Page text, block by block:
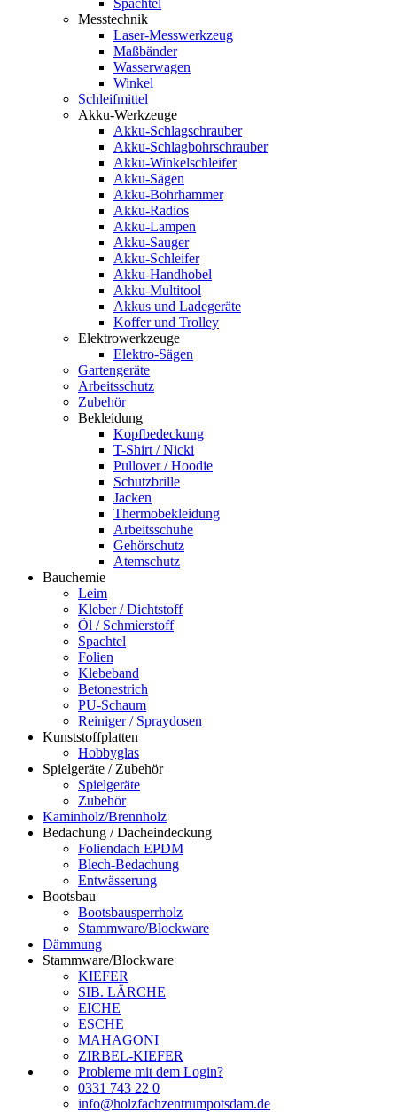
Spachtel
Messtechnik
Laser-Messwerkzeug
Maßbänder
Wasserwagen
Winkel
Schleifmittel
Akku-Werkzeuge
Akku-Schlagschrauber
Akku-Schlagbohrschrauber
Akku-Winkelschleifer
Akku-Sägen
Akku-Bohrhammer
Akku-Radios
Akku-Lampen
Akku-Sauger
Akku-Schleifer
Akku-Handhobel
Akku-Multitool
Akkus und Ladegeräte
Koffer und Trolley
Elektrowerkzeuge
Elektro-Sägen
Gartengeräte
Arbeitsschutz
Zubehör
Bekleidung
Kopfbedeckung
T-Shirt / Nicki
Pullover / Hoodie
Schutzbrille
Jacken
Thermobekleidung
Arbeitsschuhe
Gehörschutz
Atemschutz
Bauchemie
Leim
Kleber / Dichtstoff
Öl / Schmierstoff
Spachtel
Folien
Klebeband
Betonestrich
PU-Schaum
Reiniger / Spraydosen
Kunststoffplatten
Hobbyglas
Spielgeräte / Zubehör
Spielgeräte
Zubehör
Kaminholz/Brennholz
Bedachung / Dacheindeckung
Foliendach EPDM
Blech-Bedachung
Entwässerung
Bootsbau
Bootsbausperrholz
Stammware/Blockware
Dämmung
Stammware/Blockware
KIEFER
SIB. LÄRCHE
EICHE
ESCHE
MAHAGONI
ZIRBEL-KIEFER
Probleme mit dem Login?
0331 743 22 0
info@holzfachzentrumpotsdam.de